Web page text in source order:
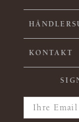
KONTAKT